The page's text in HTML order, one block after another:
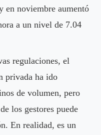
en noviembre aumentó
a un nivel de 7.04
regulaciones, el
privada ha ido
de volumen, pero
los gestores puede
En realidad, es un